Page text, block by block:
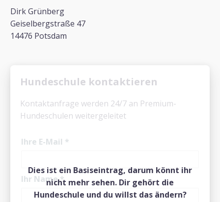
Dirk Grünberg
Geiselbergstraße 47
14476 Potsdam
Dies ist ein Basiseintrag, darum könnt ihr
nicht mehr sehen. Dir gehört die
Hundeschule und du willst das ändern?
Hundeschule kontaktieren
Kontaktanfrage werden 24/7 an Premium-
Hundeschulen weitergeleitet
Ihre E-Mail *
Ihr Name*